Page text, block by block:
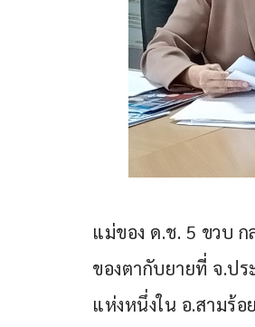
แม่ของ ด.ช. 5 ขวบ
ของตากับยายที่ จ.ป
แห่งหนึ่งใน อ.สามร้